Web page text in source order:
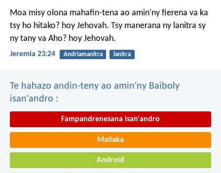
Moa misy olona mahafin-tena ao amin'ny fierena va ka
tsy ho hitako? hoy Jehovah. Tsy manerana ny lanitra sy
ny tany va Aho? hoy Jehovah.
Jeremia 23:24 Andriamanitra lanitra
Te hahazo andin-teny ao amin'ny Baiboly
isan'andro :
Fampandrenesana isan'andro
Mailaka
Android